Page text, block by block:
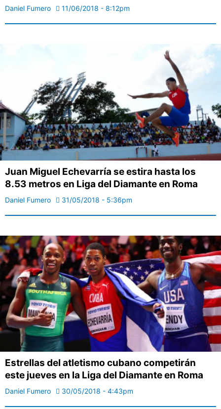
Daniel Fumero 11/06/2018 - 8:12pm
Juan Miguel Echevarría se estira hasta los
8.53 metros en Liga del Diamante en Roma
Daniel Fumero 31/05/2018 - 5:36pm
Estrellas del atletismo cubano competirán
este jueves en la Liga del Diamante en Roma
Daniel Fumero 30/05/2018 - 4:43pm